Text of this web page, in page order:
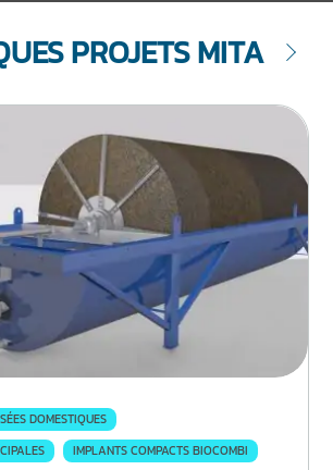
PROJETS MITA
DOMESTIQUES
IMPLANTS COMPACTS BIOCOMBI